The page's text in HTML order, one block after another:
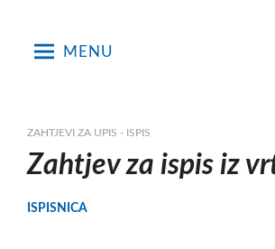
MENU
ZAHTJEVI ZA UPIS - ISPIS
Zahtjev za ispis iz
ISPISNICA